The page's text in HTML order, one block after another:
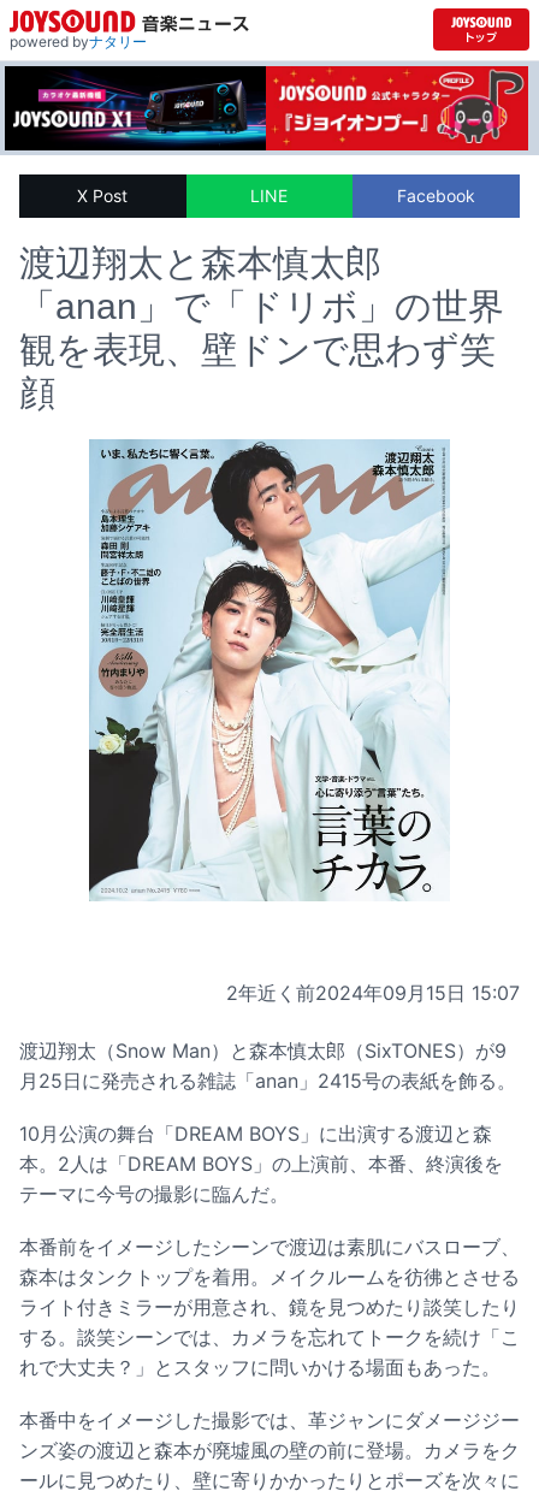
powered byナタリー
X Post LINE Facebook
渡辺翔太と森本慎太郎
「anan」で「ドリボ」の世界
観を表現、壁ドンで思わず笑
顔
2年近く前2024年09月15日 15:07
渡辺翔太（Snow Man）と森本慎太郎（SixTONES）が9
月25日に発売される雑誌「anan」2415号の表紙を飾る。
10月公演の舞台「DREAM BOYS」に出演する渡辺と森
本。2人は「DREAM BOYS」の上演前、本番、終演後を
テーマに今号の撮影に臨んだ。
本番前をイメージしたシーンで渡辺は素肌にバスローブ、
森本はタンクトップを着用。メイクルームを彷彿とさせる
ライト付きミラーが用意され、鏡を見つめたり談笑したり
する。談笑シーンでは、カメラを忘れてトークを続け「こ
れで大丈夫？」とスタッフに問いかける場面もあった。
本番中をイメージした撮影では、革ジャンにダメージジー
ンズ姿の渡辺と森本が廃墟風の壁の前に登場。カメラをク
ールに見つめたり、壁に寄りかかったりとポーズを次々に